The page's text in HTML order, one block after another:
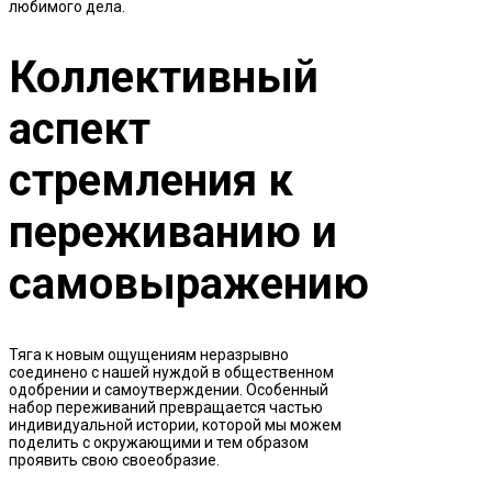
любимого дела.
Коллективный
аспект
стремления к
переживанию и
самовыражению
Тяга к новым ощущениям неразрывно
соединено с нашей нуждой в общественном
одобрении и самоутверждении. Особенный
набор переживаний превращается частью
индивидуальной истории, которой мы можем
поделить с окружающими и тем образом
проявить свою своеобразие.